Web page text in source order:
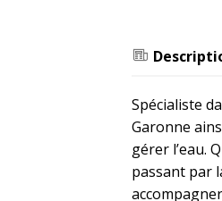
Spécialiste
Garonne
gérer l’eau.
passant par